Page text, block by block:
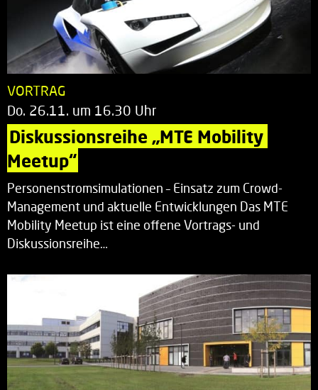
VORTRAG
Do. 26.11. um 16.30 Uhr
Diskussionsreihe „MTE Mobility
Meetup“
Personenstromsimulationen – Einsatz zum Crowd-
Management und aktuelle Entwicklungen Das MTE
Mobility Meetup ist eine offene Vortrags- und
Diskussionsreihe…